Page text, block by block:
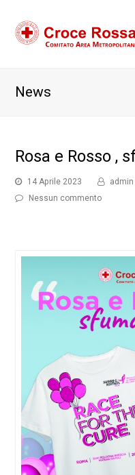
News
Rosa e Rosso ,
14 Aprile 2023 admin
Nessun commento